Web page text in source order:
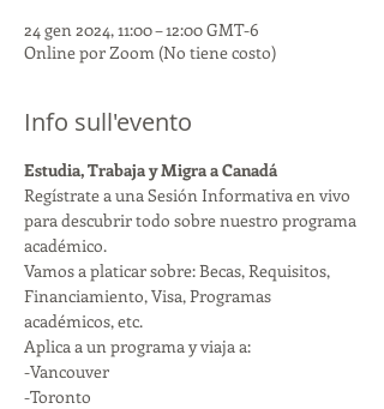
24 gen 2024, 11:00 – 12:00 GMT-6
Online por Zoom (No tiene costo)
Info sull'evento
Estudia, Trabaja y Migra a Canadá
Regístrate a una Sesión Informativa en vivo
para descubrir todo sobre nuestro programa
académico.
Vamos a platicar sobre: Becas, Requisitos,
Financiamiento, Visa, Programas
académicos, etc.
Aplica a un programa y viaja a:
-Vancouver
-Toronto